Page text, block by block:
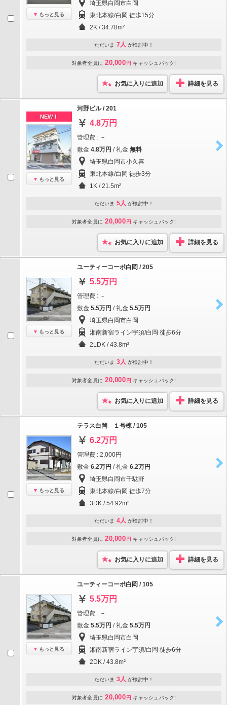
もっと見る
埼玉県白岡市白岡
東北本線/白岡 徒歩15分
2K / 34.78m²
ただいま 7人 が検討中！
対象者全員に 20,000 円 キャッシュバック!
お気に入りに追加 詳細を見る
NEW！
もっと見る
河野ビル / 201
4.8万円
管理費 : －
敷金 4.8万円 / 礼金 無料
埼玉県白岡市小久喜
東北本線/白岡 徒歩3分
1K / 21.5m²
ただいま 5人 が検討中！
対象者全員に 20,000 円 キャッシュバック!
お気に入りに追加 詳細を見る
もっと見る
ユーティーコーポ白岡 / 205
5.5万円
管理費 : －
敷金 5.5万円 / 礼金 5.5万円
埼玉県白岡市白岡
湘南新宿ライン宇須/白岡 徒歩6分
2LDK / 43.8m²
ただいま 3人 が検討中！
対象者全員に 20,000 円 キャッシュバック!
お気に入りに追加 詳細を見る
もっと見る
テラス白岡 １号棟 / 105
6.2万円
管理費 : 2,000円
敷金 6.2万円 / 礼金 6.2万円
埼玉県白岡市千駄野
東北本線/白岡 徒歩7分
3DK / 54.92m²
ただいま 4人 が検討中！
対象者全員に 20,000 円 キャッシュバック!
お気に入りに追加 詳細を見る
もっと見る
ユーティーコーポ白岡 / 105
5.5万円
管理費 : －
敷金 5.5万円 / 礼金 5.5万円
埼玉県白岡市白岡
湘南新宿ライン宇須/白岡 徒歩6分
2DK / 43.8m²
ただいま 3人 が検討中！
対象者全員に 20,000 円 キャッシュバック!